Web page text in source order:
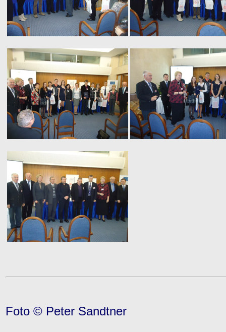
Foto © Peter Sandtner